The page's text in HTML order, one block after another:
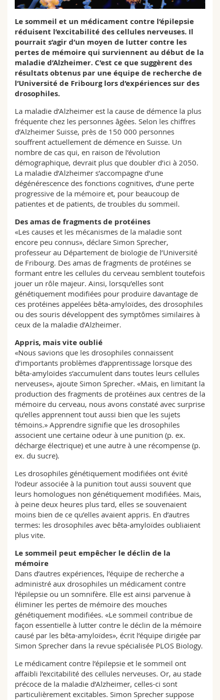
Sciences et médecine
Interfacultaire
Collaborateurs
Doctorants
Webmail
Programme des cours
MyUnifr
Le sommeil et un médicament contre l’épilepsie
réduisent l’excitabilité des cellules nerveuses. Il
pourrait s’agir d’un moyen de lutter contre les
pertes de mémoire qui surviennent au début de la
maladie d’Alzheimer. C’est ce que suggèrent des
résultats obtenus par une équipe de recherche de
l’Université de Fribourg lors d’expériences sur des
drosophiles.
La maladie d’Alzheimer est la cause de démence la plus
fréquente chez les personnes âgées. Selon les chiffres
d’Alzheimer Suisse, près de 150 000 personnes
souffrent actuellement de démence en Suisse. Un
nombre de cas qui, en raison de l’évolution
démographique, devrait plus que doubler d’ici à 2050.
La maladie d’Alzheimer s’accompagne d’une
dégénérescence des fonctions cognitives, d’une perte
progressive de la mémoire et, pour beaucoup de
patientes et de patients, de troubles du sommeil.
Des amas de fragments de protéines
«Les causes et les mécanismes de la maladie sont
encore peu connus», déclare Simon Sprecher,
professeur au Département de biologie de l’Université
de Fribourg. Des amas de fragments de protéines se
formant entre les cellules du cerveau semblent toutefois
jouer un rôle majeur. Ainsi, lorsqu’elles sont
génétiquement modifiées pour produire davantage de
ces protéines appelées bêta-amyloïdes, des drosophiles
ou des souris développent des symptômes similaires à
ceux de la maladie d’Alzheimer.
Appris, mais vite oublié
«Nous savions que les drosophiles connaissent
d’importants problèmes d’apprentissage lorsque des
bêta-amyloïdes s’accumulent dans toutes leurs cellules
nerveuses», ajoute Simon Sprecher. «Mais, en limitant la
production des fragments de protéines aux centres de la
mémoire du cerveau, nous avons constaté avec surprise
qu’elles apprennent tout aussi bien que les sujets
témoins.» Apprendre signifie que les drosophiles
associent une certaine odeur à une punition (p. ex.
décharge électrique) et une autre à une récompense (p.
ex. du sucre).
Les drosophiles génétiquement modifiées ont évité
l’odeur associée à la punition tout aussi souvent que
leurs homologues non génétiquement modifiées. Mais,
à peine deux heures plus tard, elles se souvenaient
moins bien de ce qu’elles avaient appris. En d’autres
termes: les drosophiles avec bêta-amyloïdes oubliaient
plus vite.
Le sommeil peut empêcher le déclin de la
mémoire
Dans d’autres expériences, l’équipe de recherche a
administré aux drosophiles un médicament contre
l’épilepsie ou un somnifère. Elle est ainsi parvenue à
éliminer les pertes de mémoire des mouches
génétiquement modifiées. «Le sommeil contribue de
façon essentielle à lutter contre le déclin de la mémoire
causé par les bêta-amyloïdes», écrit l’équipe dirigée par
Simon Sprecher dans la revue spécialisée PLOS Biology.
Le médicament contre l’épilepsie et le sommeil ont
affaibli l’excitabilité des cellules nerveuses. Or, au stade
précoce de la maladie d’Alzheimer, celles-ci sont
particulièrement excitables. Simon Sprecher suppose